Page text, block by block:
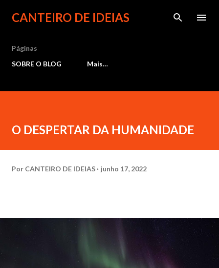
Pular para o conteúdo principal
CANTEIRO DE IDEIAS
Páginas
SOBRE O BLOG
Mais…
O DESPERTAR DA HUMANIDADE
Por CANTEIRO DE IDEIAS junho 17, 2022